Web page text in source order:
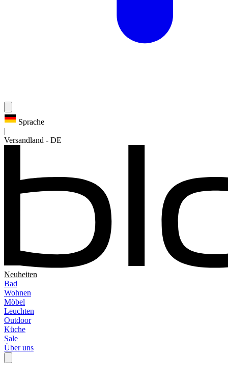
Sprache
Versandland - DE
Neuheiten
Bad
Wohnen
Möbel
Leuchten
Outdoor
Küche
Sale
Über uns